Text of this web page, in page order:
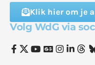
Klik hier om je
Volg WdG via